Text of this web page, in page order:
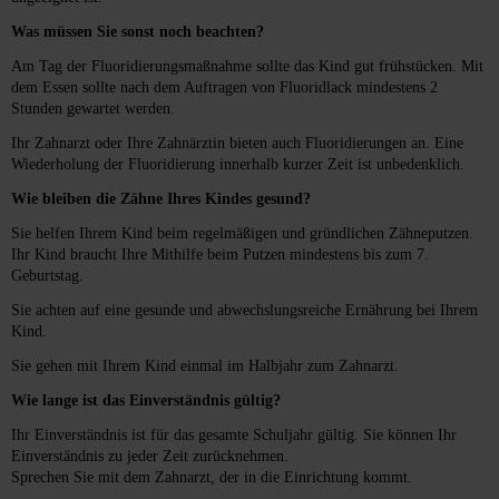
Was müssen Sie sonst noch beachten?
Am Tag der Fluoridierungsmaßnahme sollte das Kind gut frühstücken. Mit
dem Essen sollte nach dem Auftragen von Fluoridlack mindestens 2
Stunden gewartet werden.
Ihr Zahnarzt oder Ihre Zahnärztin bieten auch Fluoridierungen an. Eine
Wiederholung der Fluoridierung innerhalb kurzer Zeit ist unbedenklich.
Wie bleiben die Zähne Ihres Kindes gesund?
Sie helfen Ihrem Kind beim regelmäßigen und gründlichen Zähneputzen.
Ihr Kind braucht Ihre Mithilfe beim Putzen mindestens bis zum 7.
Geburtstag.
Sie achten auf eine gesunde und abwechslungsreiche Ernährung bei Ihrem
Kind.
Sie gehen mit Ihrem Kind einmal im Halbjahr zum Zahnarzt.
Wie lange ist das Einverständnis gültig?
Ihr Einverständnis ist für das gesamte Schuljahr gültig. Sie können Ihr
Einverständnis zu jeder Zeit zurücknehmen.
Sprechen Sie mit dem Zahnarzt, der in die Einrichtung kommt.